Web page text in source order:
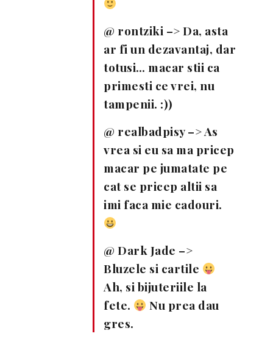
@ rontziki –> Da, asta
ar fi un dezavantaj, dar
totusi… macar stii ca
primesti ce vrei, nu
tampenii. :))
@ realbadpisy –> As
vrea si eu sa ma pricep
macar pe jumatate pe
cat se pricep altii sa
imi faca mie cadouri.
@ Dark Jade –>
Bluzele si cartile
Ah, si bijuteriile la
fete.
Nu prea dau
gres.